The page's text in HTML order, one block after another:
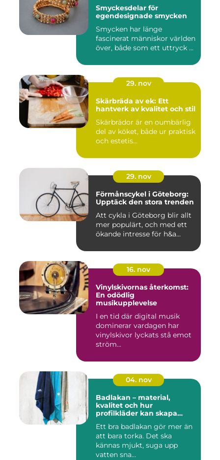
Smyckesdelar för
egendesignade smycken
Smycken har länge
fascinerat människor världen
över, både som ett uttryck ...
29. nov
Skärbräda av ek: Ett
hantverk av kvalitet och stil
Skärbrädor är en oumbärlig
del av köket, både ur praktisk
och estetis...
29. nov
Förmånscykel i Göteborg:
Upptäck den stora trenden
Att cykla i Göteborg blir allt
mer populärt, och med ett
ökande intresse för h&a...
16. nov
Vinylskivornas återkomst:
En odödlig
musikupplevelse
I en tid där digital musik
dominerar vardagen har
vinylskivor lyckats stå emot
ström...
04. nov
Badlakan – material,
kvalitet och hur
profilkläder kan skapa
Ett bra badlakan gör mer än
att bara torka. Det ska
kännas mjukt, suga upp
vatten sna...